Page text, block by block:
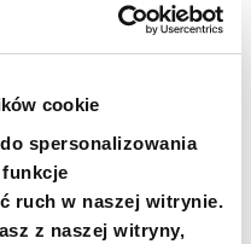
cookie
spersonalizowania
ruch w naszej witrynie.
z naszej witryny,
zdążyć przed porą
są koryta rzek,
wsparciedziałalność
i wysyłkę